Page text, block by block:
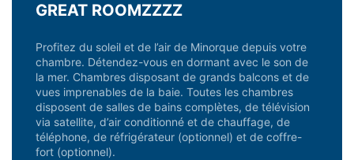
GREAT ROOMZZZZ
Profitez du soleil et de l’air de Minorque depuis votre
chambre. Détendez-vous en dormant avec le son de
la mer. Chambres disposant de grands balcons et de
vues imprenables de la baie. Toutes les chambres
disposent de salles de bains complètes, de télévision
via satellite, d’air conditionné et de chauffage, de
téléphone, de réfrigérateur (optionnel) et de coffre-
fort (optionnel).